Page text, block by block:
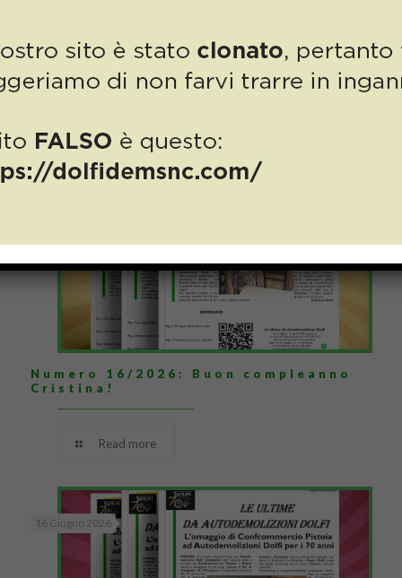
Read more
Numero 16/2026: Buon compleanno
Cristina!
Read more
16 Giugno 2026